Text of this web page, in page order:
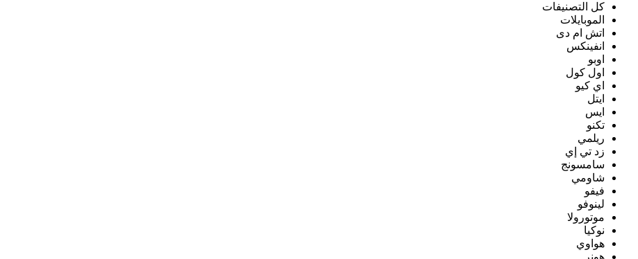
كل التصنيفات
الموبايلات
اتش ام دى
انفينكس
اوبو
اول كول
اي كيو
ايتل
ايس
تكنو
ريلمي
زد تي إي
سامسونج
شاومي
فيفو
لينوفو
موتورولا
نوكيا
هواوي